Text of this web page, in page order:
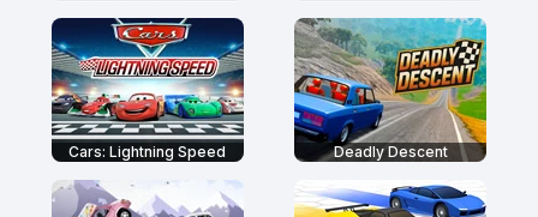
Cars: Lightning Speed Deadly Descent